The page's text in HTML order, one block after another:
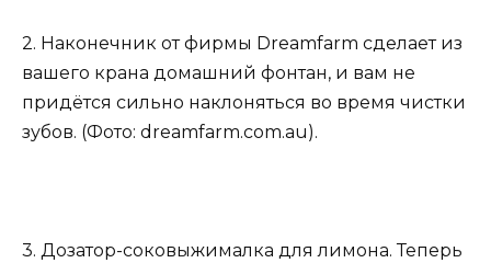
2. Наконечник от фирмы Dreamfarm сделает из
вашего крана домашний фонтан, и вам не
придётся сильно наклоняться во время чистки
зубов. (Фото: dreamfarm.com.au).
3. Дозатор-соковыжималка для лимона. Теперь